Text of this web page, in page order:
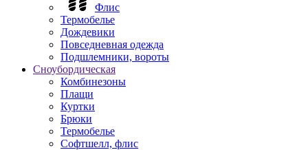
Флис
Термобелье
Дождевики
Повседневная одежда
Подшлемники, вороты
Сноубордическая
Комбинезоны
Плащи
Куртки
Брюки
Термобелье
Софтшелл, флис